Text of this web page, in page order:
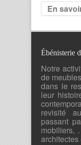
En
Ébénisterie
Notre
de
dans le
leur
revisité
passant
mobiliers,
architectes